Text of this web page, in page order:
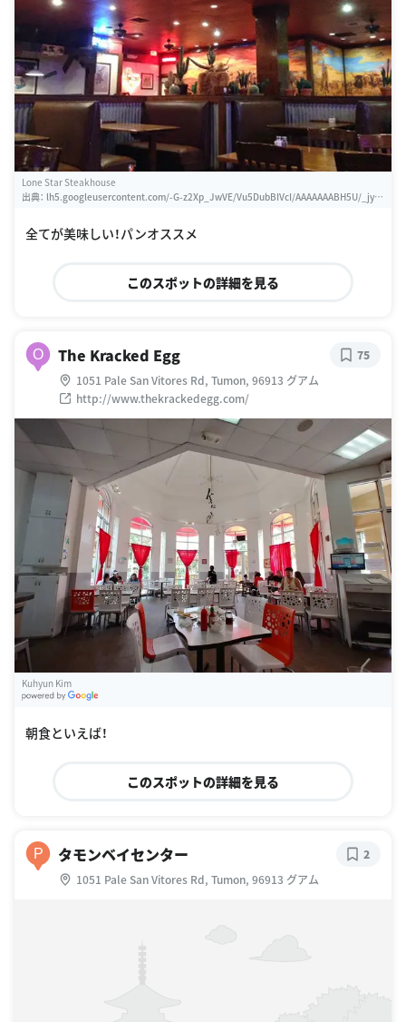
Lone Star Steakhouse
出典： lh5.googleusercontent.com/-G-z2Xp_JwVE/Vu5DubBIVcI/AAAAAAABH5U/_jyU
全てが美味しい！パンオススメ
このスポットの詳細を見る
O The Kracked Egg
1051 Pale San Vitores Rd, Tumon, 96913 グアム
http://www.thekrackedegg.com/
75
Kuhyun Kim
朝食といえば！
このスポットの詳細を見る
P タモンベイセンター
1051 Pale San Vitores Rd, Tumon, 96913 グアム
2